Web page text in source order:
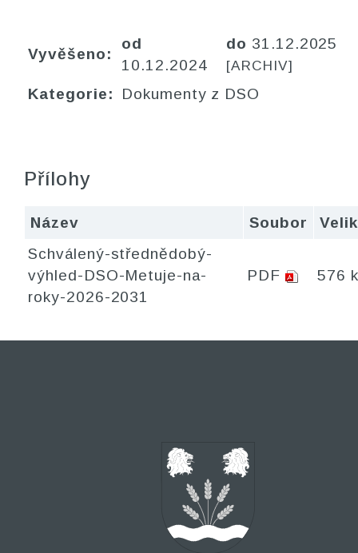
Vyvěšeno:
od
10.12.2024
do 31.12.2025
[ARCHIV]
Kategorie: Dokumenty z DSO
Přílohy
Název Soubor
Schválený-střednědobý-
výhled-DSO-Metuje-na-
roky-2026-2031
PDF 576